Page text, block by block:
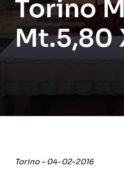
Torino
Mt.5,80
Torino – 04-02-2016